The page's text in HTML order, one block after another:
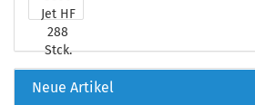
Neue Artikel